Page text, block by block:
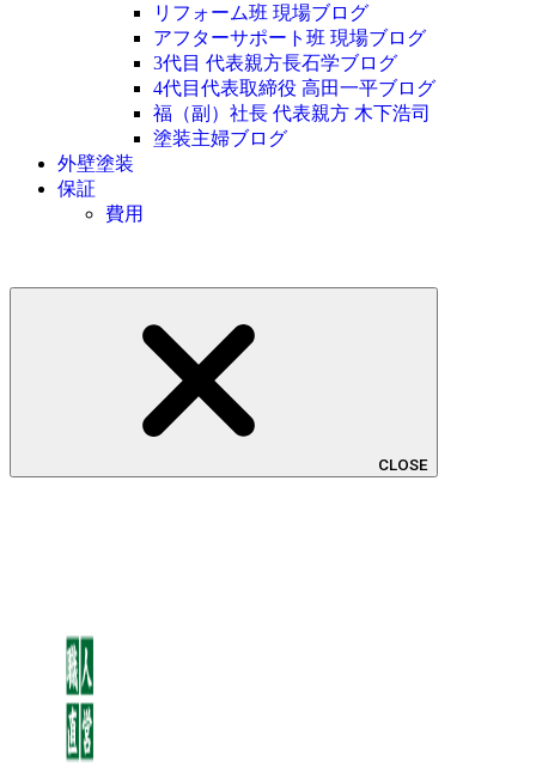
リフォーム班 現場ブログ
アフターサポート班 現場ブログ
3代目 代表親方長石学ブログ
4代目代表取締役 高田一平ブログ
福（副）社長 代表親方 木下浩司
塗装主婦ブログ
外壁塗装
保証
費用
CLOSE